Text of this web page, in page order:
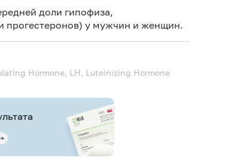
доли гипофиза,
прогестеронов) у мужчин и женщин.
Hormone, LH, Luteinizing Hormone